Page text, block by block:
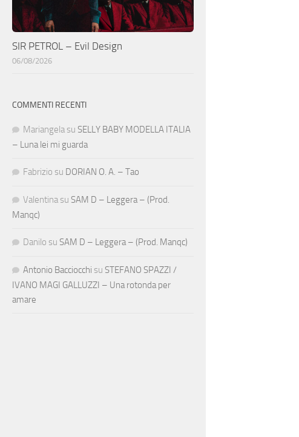
SIR PETROL – Evil Design
06/08/2026
COMMENTI RECENTI
Mariangela su SELLY BABY MODELLA ITALIA
– Luna lei mi guarda
Fabrizio su DORIAN O. A. – Tao
Valentina su SAM D – Leggera – (Prod.
Manqc)
Danilo su SAM D – Leggera – (Prod. Manqc)
Antonio Bacciocchi su STEFANO SPAZZI /
IVANO MAGI GALLUZZI – Una rotonda per
amare